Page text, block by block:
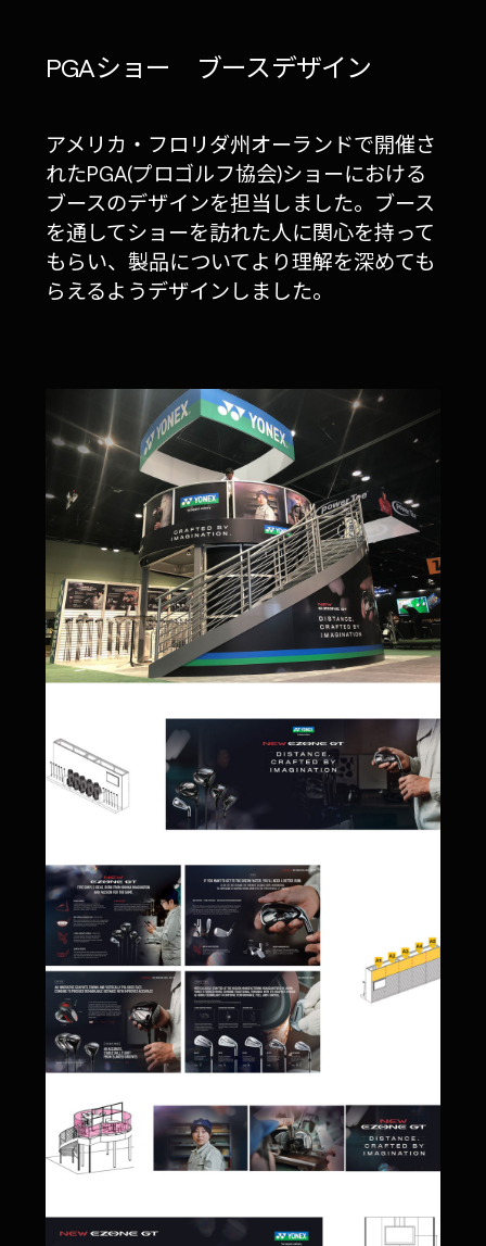
PGAショー ブースデザイン
アメリカ・フロリダ州オーランドで開催さ
れたPGA(プロゴルフ協会)ショーにおける
ブースのデザインを担当しました。ブース
を通してショーを訪れた人に関心を持って
もらい、製品についてより理解を深めても
らえるようデザインしました。